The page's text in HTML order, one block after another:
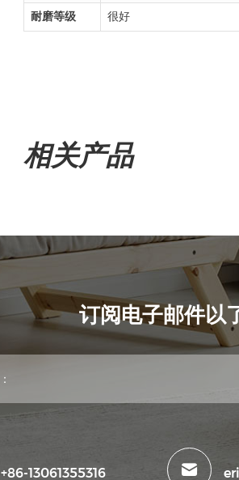
耐磨等级 很好
相关产品
订阅电子邮件以
+86-13061355316